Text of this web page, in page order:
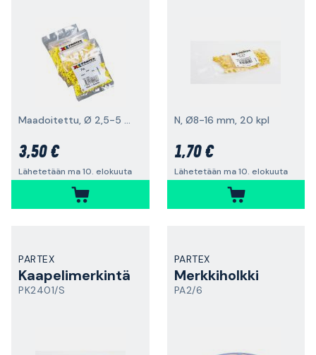
Maadoitettu, Ø 2,5-5 mm, 200 kpl
3,50 €
Lähetetään ma 10. elokuuta
N, Ø8-16 mm, 20 kpl
1,70 €
Lähetetään ma 10. elokuuta
PARTEX
Kaapelimerkintä
PK2401/S
PARTEX
Merkkiholkki
PA2/6